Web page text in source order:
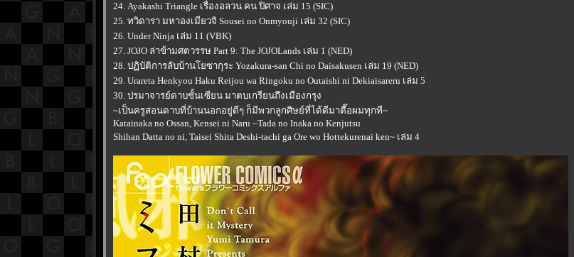
24. Ayakashi Triangle เรื่องอลวน คน ปิศาจ เล่ม 15 (SIC)
25. ทวิดารา มหาองเมียวจิ Sousei no Onmyouji เล่ม 32 (SIC)
26. Under Ninja เล่ม 11 (VBK)
27. JOJO ล่าข้ามศตวรรษ Part 9: The JOJOLands เล่ม 1 (NED)
28. ปฏิบัติการลับบ้านโยซากุระ Yozakura-san Chi no Daisakusen เล่ม 19 (NED)
29. Urareta Henkyou Haku Reijou wa Ringoku no Outaishi ni Dekiaisareru เล่ม 5
30. ปรมาจารย์ดาบชั้นเซียน มาตบเกรียนถึงเมืองกรุง
~เป็นครูสอนดาบที่บ้านนอกอยู่ดีๆ ก็มีพวกลูกศิษย์ที่ได้ดีมาตื๊อผมทุกที~
Katainaka no Ossan, Kensei ni Naru ~Tada no Inaka no Kenjutsu
Shihan Datta no ni, Taisei Shita Deshi-tachi ga Ore wo Hottekurenai ken~ เล่ม 4